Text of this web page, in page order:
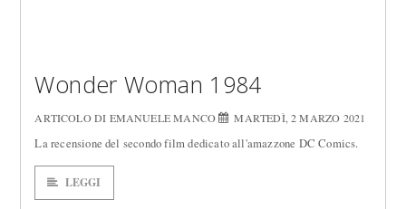
Wonder Woman 1984
ARTICOLO DI EMANUELE MANCO MARTEDÌ, 2 MARZO 2021
La recensione del secondo film dedicato all'amazzone DC Comics.
LEGGI